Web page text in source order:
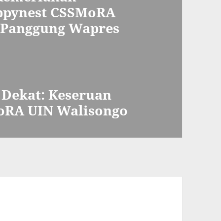
CSSMoRA
Wapres
Keseruan
UIN Walisongo